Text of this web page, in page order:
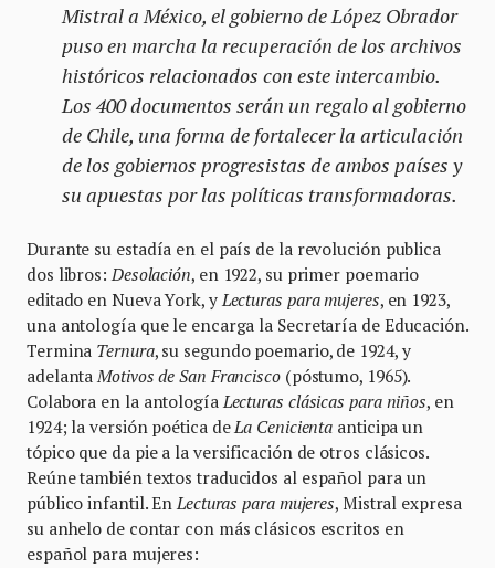
Mistral a México, el gobierno de López Obrador
puso en marcha la recuperación de los archivos
históricos relacionados con este intercambio.
Los 400 documentos serán un regalo al gobierno
de Chile, una forma de fortalecer la articulación
de los gobiernos progresistas de ambos países y
su apuestas por las políticas transformadoras.
Durante su estadía en el país de la revolución publica
dos libros: Desolación, en 1922, su primer poemario
editado en Nueva York, y Lecturas para mujeres, en 1923,
una antología que le encarga la Secretaría de Educación.
Termina Ternura, su segundo poemario, de 1924, y
adelanta Motivos de San Francisco(póstumo, 1965).
Colabora en la antología Lecturas clásicas para niños, en
1924; la versión poética de La Cenicienta anticipa un
tópico que da pie a la versificación de otros clásicos.
Reúne también textos traducidos al español para un
público infantil. En Lecturas para mujeres, Mistral expresa
su anhelo de contar con más clásicos escritos en
español para mujeres: